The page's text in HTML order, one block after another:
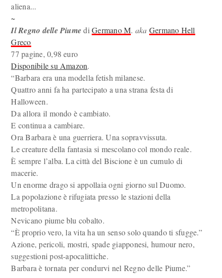
aliena...
~
Il Regno delle PiumediGermano M. aka Germano Hell
Greco
77 pagine, 0,98 euro
Disponibile su Amazon.
“Barbara era una modella fetish milanese.
Quattro anni fa ha partecipato a una strana festa di
Halloween.
Da allora il mondo è cambiato.
E continua a cambiare.
Ora Barbara è una guerriera. Una sopravvissuta.
Le creature della fantasia si mescolano col mondo reale.
È sempre l’alba. La città del Biscione è un cumulo di
macerie.
Un enorme drago si appollaia ogni giorno sul Duomo.
La popolazione è rifugiata presso le stazioni della
metropolitana.
Nevicano piume blu cobalto.
“È proprio vero, la vita ha un senso solo quando ti sfugge.”
Azione, pericoli, mostri, spade giapponesi, humour nero,
suggestioni post-apocalittiche.
Barbara è tornata per condurvi nel Regno delle Piume.”